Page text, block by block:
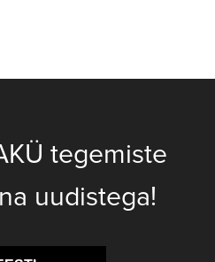
tegemiste
uudistega!